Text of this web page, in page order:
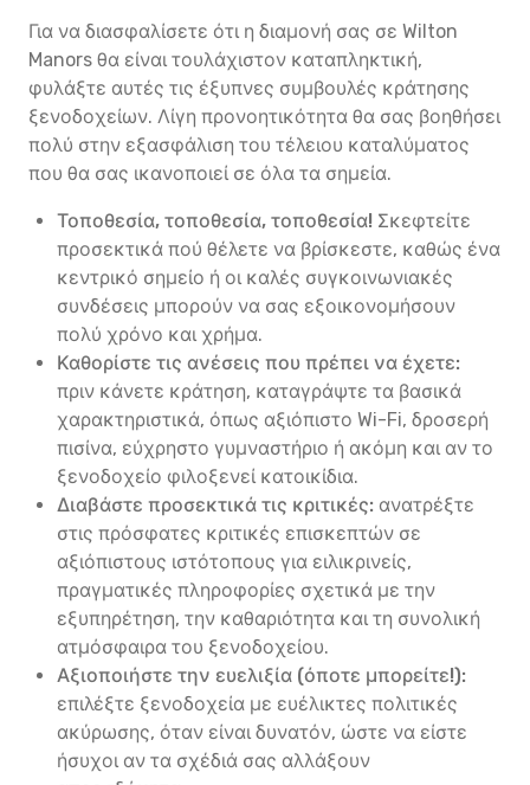
Για να διασφαλίσετε ότι η διαμονή σας σε Wilton
Manors θα είναι τουλάχιστον καταπληκτική,
φυλάξτε αυτές τις έξυπνες συμβουλές κράτησης
ξενοδοχείων. Λίγη προνοητικότητα θα σας βοηθήσει
πολύ στην εξασφάλιση του τέλειου καταλύματος
που θα σας ικανοποιεί σε όλα τα σημεία.
Τοποθεσία, τοποθεσία, τοποθεσία! Σκεφτείτε
προσεκτικά πού θέλετε να βρίσκεστε, καθώς ένα
κεντρικό σημείο ή οι καλές συγκοινωνιακές
συνδέσεις μπορούν να σας εξοικονομήσουν
πολύ χρόνο και χρήμα.
Καθορίστε τις ανέσεις που πρέπει να έχετε:
πριν κάνετε κράτηση, καταγράψτε τα βασικά
χαρακτηριστικά, όπως αξιόπιστο Wi-Fi, δροσερή
πισίνα, εύχρηστο γυμναστήριο ή ακόμη και αν το
ξενοδοχείο φιλοξενεί κατοικίδια.
Διαβάστε προσεκτικά τις κριτικές: ανατρέξτε
στις πρόσφατες κριτικές επισκεπτών σε
αξιόπιστους ιστότοπους για ειλικρινείς,
πραγματικές πληροφορίες σχετικά με την
εξυπηρέτηση, την καθαριότητα και τη συνολική
ατμόσφαιρα του ξενοδοχείου.
Αξιοποιήστε την ευελιξία (όποτε μπορείτε!):
επιλέξτε ξενοδοχεία με ευέλικτες πολιτικές
ακύρωσης, όταν είναι δυνατόν, ώστε να είστε
ήσυχοι αν τα σχέδιά σας αλλάξουν